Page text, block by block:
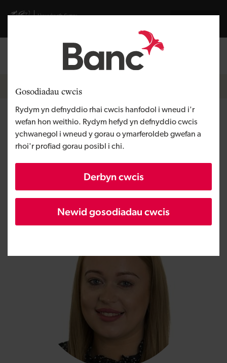
Gosodiadau cwcis
Rydym yn defnyddio rhai cwcis hanfodol i wneud i'r
wefan hon weithio. Rydym hefyd yn defnyddio cwcis
ychwanegol i wneud y gorau o ymarferoldeb gwefan a
rhoi'r profiad gorau posibl i chi.
Derbyn cwcis
Newid gosodiadau cwcis
Visit gov.wales website
Mewngofnodi
Breadcrumb
Pobl a thimau
Jessica White
i fusnesau ym Merthyr Tudful, RhCT, Pen-y-bont
ar Ogwr a Chastell-nedd Port Talbot.